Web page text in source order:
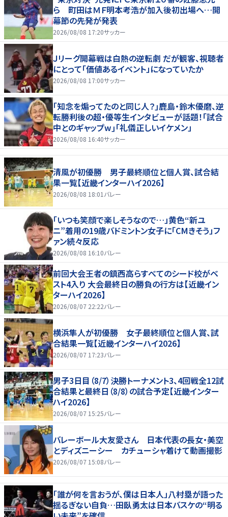
ら 町田はＭＦ明本考浩が加入後初出場へ…開
幕節の先発が発表
2026/08/08 17:20サッカー
Ｊリーグ開幕戦は白熱の逆転劇 だが観客、視聴者
にとって「価値あるイベント」になっていたか
2026/08/08 17:00サッカー
｢知念を煽ってたのと同じ人？｣鹿島・鈴木優磨、逆
転勝利後の超・優等生インタビューが話題！｢試合
中とのギャップw｣｢礼儀正しいイケメン」
2026/08/08 16:40サッカー
清風が初優勝 男子最終順位と個人賞、試合結
果一覧【近畿インターハイ2026】
2026/08/08 18:01 バレー
「いつも笑顔で楽しそうなので…」黄色“新ユ
ニ”着用の19歳バドミントン女子に「CMきそう」フ
ァン続々反応
2026/08/08 16:10バレー
前回大会王者の鎮西高らすべてのシード校がベ
スト4入り 大会最終日の勝負の行方は【近畿イン
ターハイ2026】
2026/08/07 22:22バレー
横浜隼人が初優勝 女子最終順位と個人賞、試
合結果一覧【近畿インターハイ2026】
2026/08/07 17:23バレー
男子3日目（8/7）決勝トーナメント3、4回戦全12試
合結果と最終日（8/8）の試合予定【近畿インター
ハイ2026】
2026/08/07 15:25バレー
バレーボール大友愛さん 日本代表の長女・美空
とディズニーシー カチューシャ着けて動画撮影
2026/08/07 15:08バレー
「誰が何を言おうが、僕は日本人」八村塁が語った
揺るぎない自負…田臥勇太は日本バスケの“明る